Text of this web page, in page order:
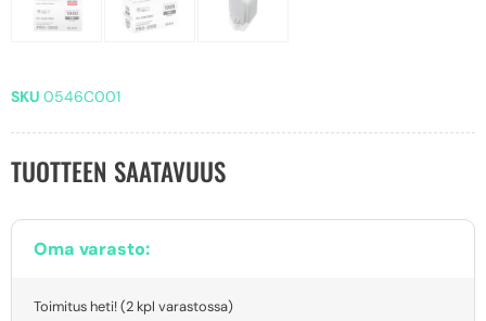
SKU 0546C001
TUOTTEEN SAATAVUUS
Oma varasto:
Toimitus heti! (2 kpl varastossa)